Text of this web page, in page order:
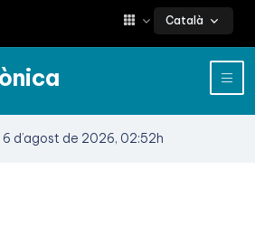
Català
6 d’agost de 2026, 02:52h